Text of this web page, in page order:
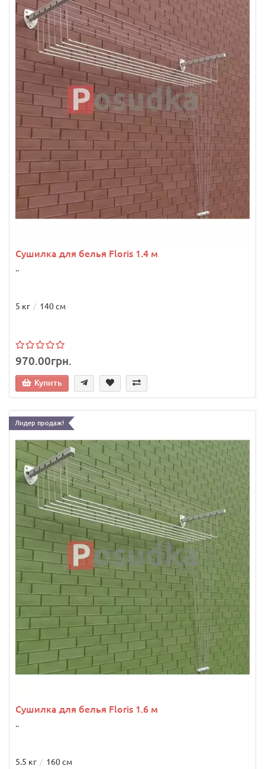
Сушилка для белья Floris 1.4 м
..
5 кг 140 см
970.00грн.
Купить
Лидер продаж!
Сушилка для белья Floris 1.6 м
..
5.5 кг 160 см